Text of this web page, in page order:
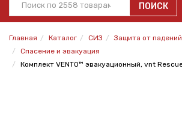
ПОИСК
Главная Каталог СИЗ
Защита от
Спасение и эвакуация
Комплект VENTO™ эвакуационный, vnt